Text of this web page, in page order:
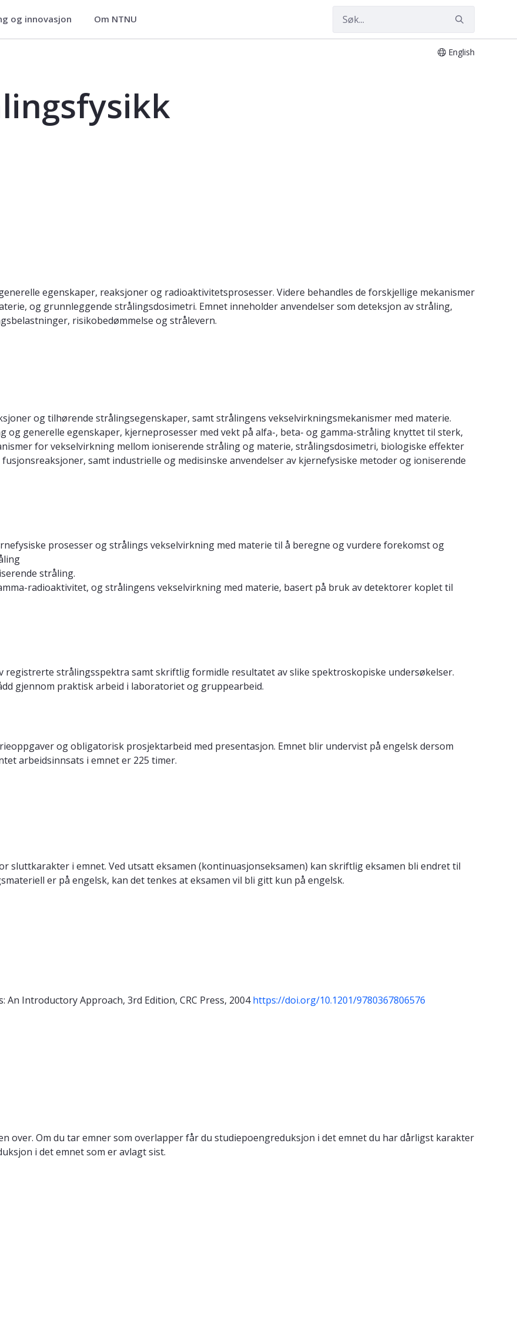
og innovasjon Om NTNU
English
egenskaper, reaksjoner og radioaktivitetsprosesser. Videre behandles de forskjellige mekanismer
og grunnleggende strålingsdosimetri. Emnet inneholder anvendelser som deteksjon av stråling,
risikobedømmelse og strålevern.
og tilhørende strålingsegenskaper, samt strålingens vekselvirkningsmekanismer med materie.
og generelle egenskaper, kjerneprosesser med vekt på alfa-, beta- og gamma-stråling knyttet til sterk,
for vekselvirkning mellom ioniserende stråling og materie, strålingsdosimetri, biologiske effekter
samt industrielle og medisinske anvendelser av kjernefysiske metoder og ioniserende
prosesser og strålings vekselvirkning med materie til å beregne og vurdere forekomst og
stråling.
radioaktivitet, og strålingens vekselvirkning med materie, basert på bruk av detektorer koplet til
registrerte strålingsspektra samt skriftlig formidle resultatet av slike spektroskopiske undersøkelser.
gjennom praktisk arbeid i laboratoriet og gruppearbeid.
og obligatorisk prosjektarbeid med presentasjon. Emnet blir undervist på engelsk dersom
arbeidsinnsats i emnet er 225 timer.
sluttkarakter i emnet. Ved utsatt eksamen (kontinuasjonseksamen) kan skriftlig eksamen bli endret til
er på engelsk, kan det tenkes at eksamen vil bli gitt kun på engelsk.
An Introductory Approach, 3rd Edition, CRC Press, 2004https://doi.org/10.1201/9780367806576
over. Om du tar emner som overlapper får du studiepoengreduksjon i det emnet du har dårligst karakter
i det emnet som er avlagt sist.